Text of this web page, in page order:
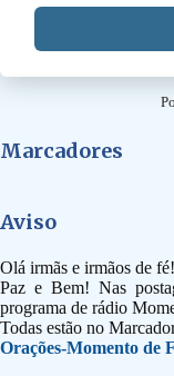
Marcadores
Aviso
Olá irmãs e irmãos de fé!
Paz e Bem! Nas
programa de rádio
Todas estão no
Orações-Momento de